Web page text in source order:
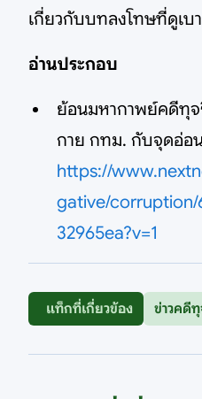
เกี่ยวกับบทลงโทษที่ดูเบ
อ่านประกอบ
ย้อนมหากาพย์คดีทุจ
กาย กทม. กับจุดอ่อ
https://
gative/corruption/
32965ea?v=1
แท็กที่เกี่ยวข้อง ข่าวคดี